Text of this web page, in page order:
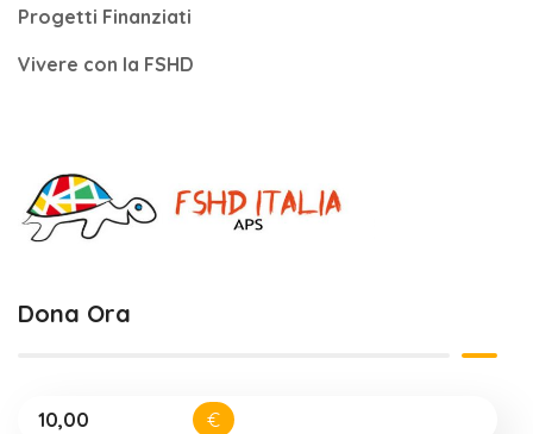
Progetti Finanziati
Vivere con la FSHD
Dona Ora
€